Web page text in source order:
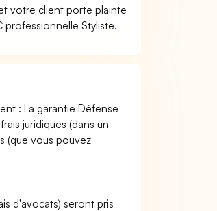
votre client porte plainte
Styliste.
: La garantie Défense
juridiques (dans un
(que vous pouvez
d'avocats) seront pris